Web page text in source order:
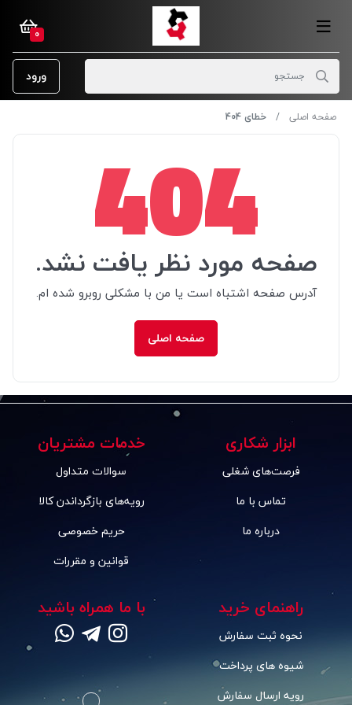
0
ورود
صفحه اصلی خطای 404
404
صفحه مورد نظر یافت نشد.
آدرس صفحه اشتباه است یا من با مشکلی روبرو شده ام.
صفحه اصلی
ابزار شکاری
فرصت‌های شغلی
تماس با ما
درباره ما
خدمات مشتریان
سوالات متداول
رویه‌های بازگرداندن کالا
حریم خصوصی
قوانین و مقررات
راهنمای خرید
نحوه ثبت سفارش
شیوه های پرداخت
رویه ارسال سفارش
با ما همراه باشید